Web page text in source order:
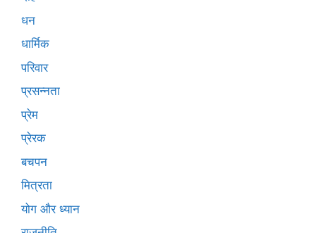
धन
धार्मिक
परिवार
प्रसन्नता
प्रेम
प्रेरक
बचपन
मित्रता
योग और ध्यान